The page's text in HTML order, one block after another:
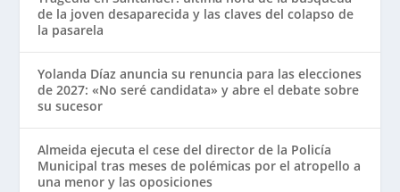
de la joven desaparecida y las claves del colapso de
la pasarela
Yolanda Díaz anuncia su renuncia para las elecciones
de 2027: «No seré candidata» y abre el debate sobre
su sucesor
Almeida ejecuta el cese del director de la Policía
Municipal tras meses de polémicas por el atropello a
una menor y las oposiciones